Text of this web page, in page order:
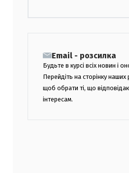
Email - розсилка
Будьте в курсі всіх новин і
Перейдіть на сторінку наших
щоб обрати ті, що
інтересам.